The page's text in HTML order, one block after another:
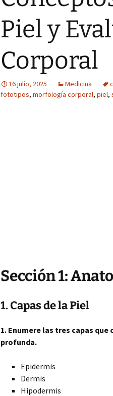
Piel y
Corporal
16 julio, 2025 Medicina
fototipos, morfología corporal, piel,
Sección 1:
1. Capas de la Piel
1. Enumere las tres capas
profunda.
Epidermis
Dermis
Hipodermis